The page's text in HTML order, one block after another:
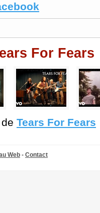
For Fears
Tears For Fears
Web - Contact